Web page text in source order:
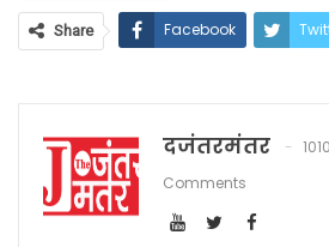
Share Facebook
दजंतरमंतर
Comments